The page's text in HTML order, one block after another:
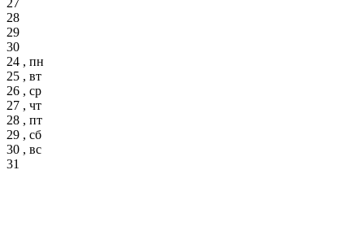
28
29
30
24 , пн
25 , вт
26 , ср
27 , чт
28 , пт
29 , сб
30 , вс
31